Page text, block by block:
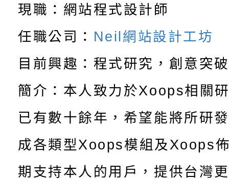
結果(第4招)
學年度第1學期第7次代
結果(第12招)
轉知：桃園市115學年
賽及師生本土語及新住
轉知：「桃園市115學
轉知：「115年金融知
轉知臺中市政府政風處
城市手牽手，綠能透明
畫影片一案
劇比賽實施要點」及修
轉知：桃園市115年度
現職：網站程式設計師
任職公司： Neil網站設計工坊
目前興趣：程式研究，創意突
簡介：本人致力於Xoops相關
已有數十餘年，希望能將所研
成各類型Xoops模組及Xoops
期支持本人的用戶，提供台灣